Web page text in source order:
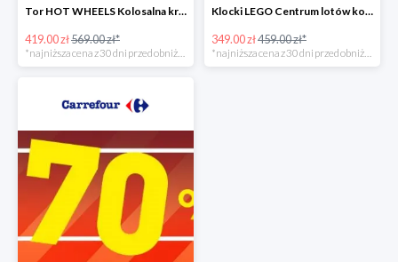
Tor HOT WHEELS Kolosalna kraksa -26%
419.00 zł569.00 zł*
*najniższa cena z 30 dni przed obniżką
Klocki LEGO Centrum lotów kosmicznych
349.00 zł459.00 zł*
*najniższa cena z 30 dni przed obniżką